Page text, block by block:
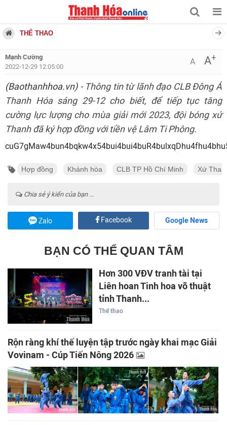
THỂ THAO
Mạnh Cường
2022-12-29 12:05:00
A A+
(Baothanhhoa.vn)- Thông tin từ lãnh đạo CLB Đông Á
Thanh Hóa sáng 29-12 cho biết, để tiếp tục tăng
cường lực lượng cho mùa giải mới 2023, đội bóng xứ
Thanh đã ký hợp đồng với tiền vệ Lâm Ti Phông.
Hợp đồng Khánh hòa CLB TP Hồ Chí Minh Xứ
Chia sẻ ý kiến của bạn ...
Zalo Facebook Google News
BẠN CÓ THỂ QUAN TÂM
Hơn 300 VĐV tranh tài tại
Liên hoan Tinh hoa võ thuật
tỉnh Thanh...
Thể thao
Rộn ràng khí thế luyện tập trước ngày khai mạc Giải
Vovinam - Cúp Tiến Nông 2026